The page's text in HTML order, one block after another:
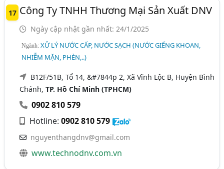
17 Công Ty TNHH Thương Mại Sản Xuất DNV
Ngày cập nhật gần nhất: 24/1/2025
Ngành:XỬ LÝ NƯỚC CẤP, NƯỚC SẠCH (NƯỚC GIẾNG KHOAN,
NHIỄM MẶN, PHÈN,..)
B12F/51B, Tổ 14, &#7844p 2, Xã Vĩnh Lộc B, Huyện Bình
Chánh,TP. Hồ Chí Minh (TPHCM)
0902 810 579
Hotline:0902 810 579
nguyenthangdnv@gmail.com
www.technodnv.com.vn